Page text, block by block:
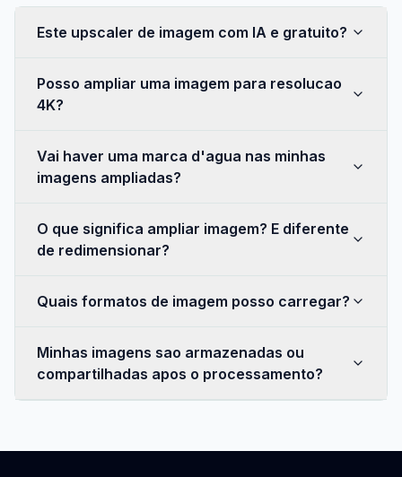
Este upscaler de imagem com IA e gratuito?
Posso ampliar uma imagem para resolucao
4K?
Vai haver uma marca d'agua nas minhas
imagens ampliadas?
O que significa ampliar imagem? E diferente
de redimensionar?
Quais formatos de imagem posso carregar?
Minhas imagens sao armazenadas ou
compartilhadas apos o processamento?